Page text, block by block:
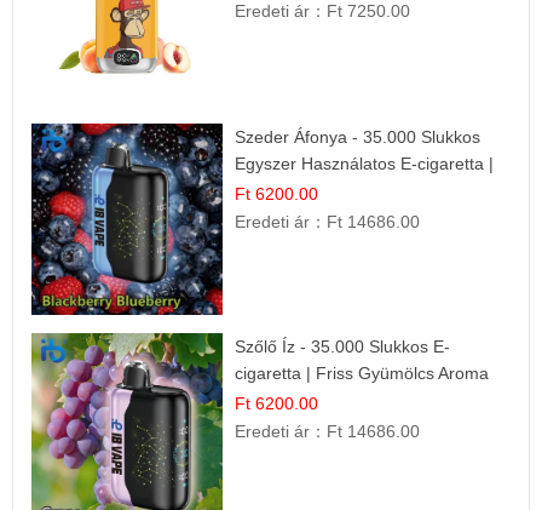
Eredeti ár： Ft 7250.00
Szeder Áfonya - 35.000 Slukkos
Egyszer Használatos E-cigaretta |
Prémium Ízélmény
Ft 6200.00
Eredeti ár： Ft 14686.00
Szőlő Íz - 35.000 Slukkos E-
cigaretta | Friss Gyümölcs Aroma
Ft 6200.00
Eredeti ár： Ft 14686.00